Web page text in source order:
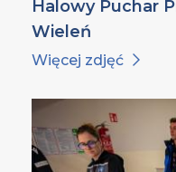
Halowy Puchar
Wieleń
Więcej zdjęć